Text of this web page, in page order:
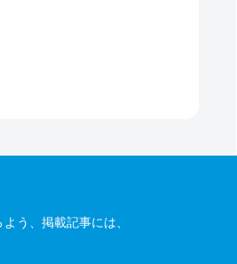
う、掲載記事には、